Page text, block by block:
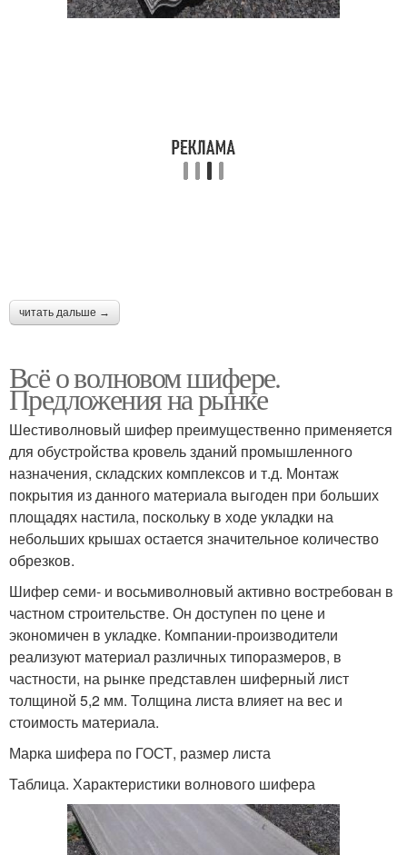
читать дальше →
Всё о волновом шифере.
Предложения на рынке
Шестиволновый шифер преимущественно применяется
для обустройства кровель зданий промышленного
назначения, складских комплексов и т.д. Монтаж
покрытия из данного материала выгоден при больших
площадях настила, поскольку в ходе укладки на
небольших крышах остается значительное количество
обрезков.
Шифер семи- и восьмиволновый активно востребован в
частном строительстве. Он доступен по цене и
экономичен в укладке. Компании-производители
реализуют материал различных типоразмеров, в
частности, на рынке представлен шиферный лист
толщиной 5,2 мм. Толщина листа влияет на вес и
стоимость материала.
Марка шифера по ГОСТ, размер листа
Таблица. Характеристики волнового шифера